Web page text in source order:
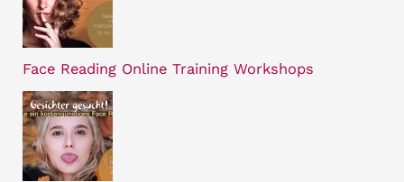
Face Reading Online Training Workshops